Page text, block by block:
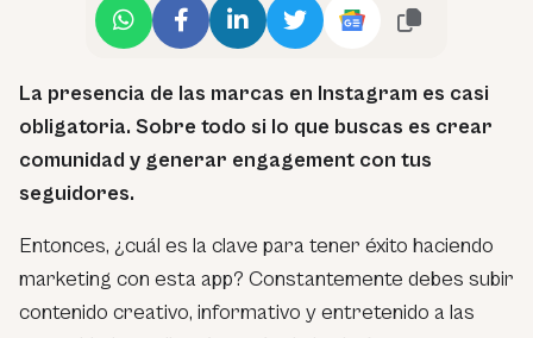
La presencia de las marcas en Instagram es casi
obligatoria. Sobre todo si lo que buscas es crear
comunidad y generar engagement con tus
seguidores.
Entonces, ¿cuál es la clave para tener éxito haciendo
marketing con esta app? Constantemente debes subir
contenido creativo, informativo y entretenido a las